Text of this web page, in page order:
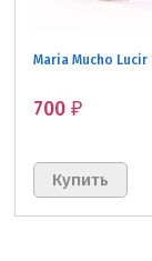
Maria Mucho Lucir
700 ₽